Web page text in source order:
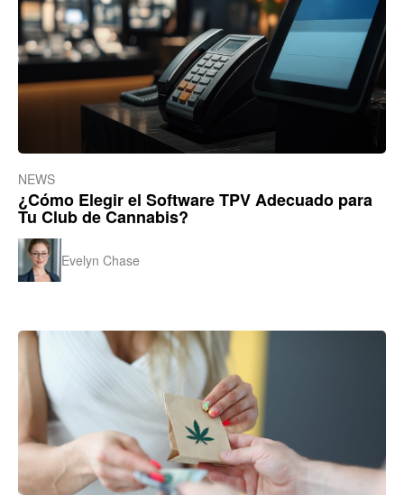
NEWS
¿Cómo Elegir el Software TPV Adecuado para
Tu Club de Cannabis?
Evelyn Chase